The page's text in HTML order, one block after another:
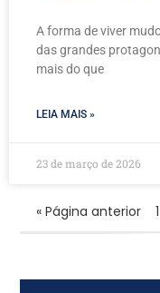
A forma de viver
das grandes
mais do que
LEIA MAIS »
23 de março de 2026
« Página anterior 1